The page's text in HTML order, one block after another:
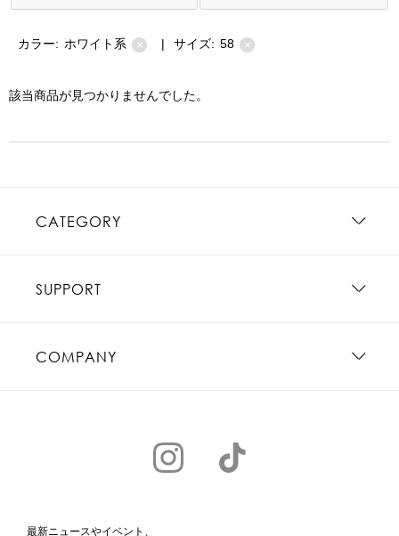
カラー: ホワイト系 × | サイズ: 58 ×
該当商品が見つかりませんでした。
CATEGORY
SUPPORT
COMPANY
最新ニュースやイベント、